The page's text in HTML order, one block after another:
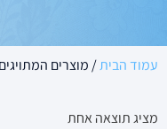
עמוד הבית/ מוצרים
מציג תוצאה אחת